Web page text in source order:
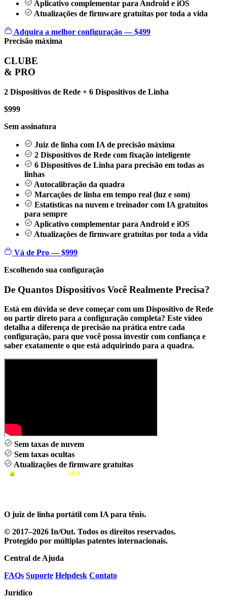
Aplicativo complementar para Android e iOS
Atualizações de firmware gratuitas por toda a vida
Adquira a melhor configuração — $499
Precisão máxima
CLUBE
& PRO
2 Dispositivos de Rede + 6 Dispositivos de Linha
$999
Sem assinatura
Juiz de linha com IA de precisão máxima
2 Dispositivos de Rede com fixação inteligente
6 Dispositivos de Linha para precisão em todas as
linhas
Autocalibração da quadra
Marcações de linha em tempo real (luz e som)
Estatísticas na nuvem e treinador com IA gratuitos
para sempre
Aplicativo complementar para Android e iOS
Atualizações de firmware gratuitas por toda a vida
Vá de Pro — $999
Escolhendo sua configuração
De Quantos Dispositivos Você Realmente Precisa?
Está em dúvida se deve começar com um Dispositivo de Rede
ou partir direto para a configuração completa? Este vídeo
detalha a diferença de precisão na prática entre cada
configuração, para que você possa investir com confiança e
saber exatamente o que está adquirindo para a quadra.
Sem taxas de nuvem
Sem taxas ocultas
Atualizações de firmware gratuitas
O juiz de linha portátil com IA para tênis.
© 2017–2026 In/Out. Todos os direitos reservados.
Protegido por múltiplas patentes internacionais.
Central de Ajuda
FAQs Suporte Helpdesk Contato
Jurídico